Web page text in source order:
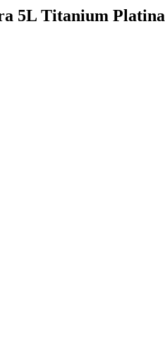
5L Titanium Platina